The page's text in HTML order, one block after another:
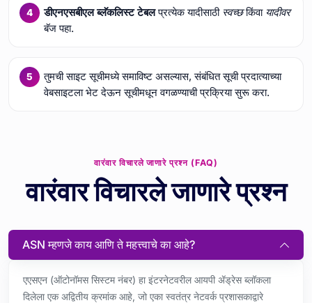
डीएनएसबीएल ब्लॅकलिस्ट टेबलप्रत्येक यादीसाठी स्वच्छकिंवा यादीवर
बॅज पहा.
तुमची साइट सूचीमध्ये समाविष्ट असल्यास, संबंधित सूची प्रदात्याच्या
वेबसाइटला भेट देऊन सूचीमधून वगळण्याची प्रक्रिया सुरू करा.
वारंवार विचारले जाणारे प्रश्न (FAQ)
वारंवार विचारले जाणारे प्रश्न
ASN म्हणजे काय आणि ते महत्त्वाचे का आहे?
एएसएन (ऑटोनॉमस सिस्टम नंबर) हा इंटरनेटवरील आयपी ॲड्रेस ब्लॉकला
दिलेला एक अद्वितीय क्रमांक आहे, जो एका स्वतंत्र नेटवर्क प्रशासकाद्वारे